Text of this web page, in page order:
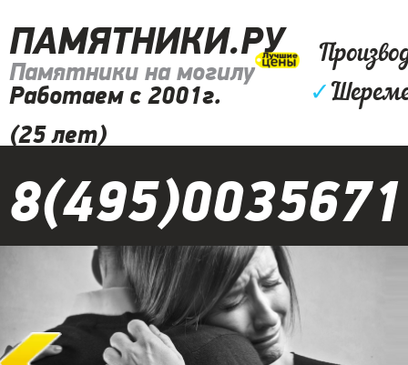
ПАМЯТНИКИ.РУ
Памятники на могилу
Работаем с 2001г.
(25 лет)
✓
8(495)0035671